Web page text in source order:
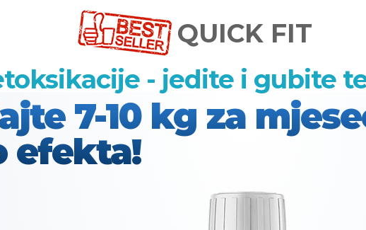
QUICK FIT
- jedite i gubite
7-10 kg za
efekta!